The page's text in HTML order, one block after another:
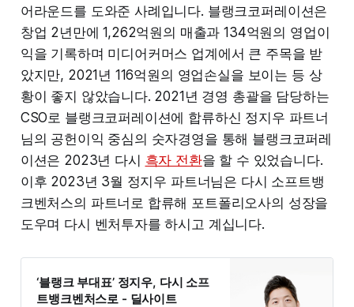
어라운드를 도와준 사례입니다. 블랭크코퍼레이션은
창업 2년만에 1,262억원의 매출과 134억원의 영업이
익을 기록하며 미디어커머스 업계에서 큰 주목을 받
았지만, 2021년 116억원의 영업손실을 보이는 등 상
황이 좋지 않았습니다. 2021년 경영 총괄을 담당하는
CSO로 블랭크코퍼레이션에 합류하신 정지우 파트너
님의 공헌이익 중심의 숫자경영을 통해 블랭크코퍼레
이션은 2023년 다시 흑자 전환을 할 수 있었습니다.
이후 2023년 3월 정지우 파트너님은 다시 소프트뱅
크벤처스의 파트너로 합류해 포트폴리오사의 성장을
도우며 다시 벤처투자를 하시고 계십니다.
‘블랭크 부대표’ 정지우, 다시 소프
트뱅크벤처스로 - 딜사이트